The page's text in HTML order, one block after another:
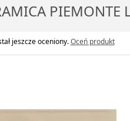
PIEMONTE
jeszcze oceniony.Oceń produkt